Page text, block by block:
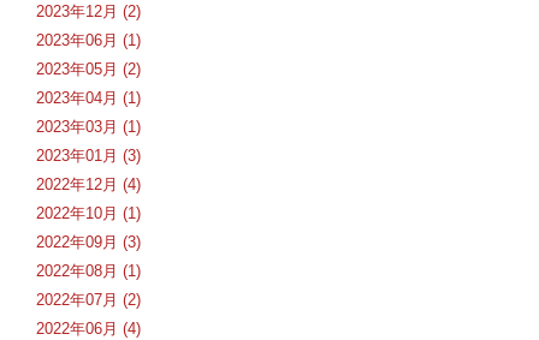
2023年12月 (2)
2023年06月 (1)
2023年05月 (2)
2023年04月 (1)
2023年03月 (1)
2023年01月 (3)
2022年12月 (4)
2022年10月 (1)
2022年09月 (3)
2022年08月 (1)
2022年07月 (2)
2022年06月 (4)